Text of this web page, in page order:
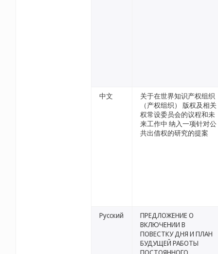
中文
关于在世界知识产权组织
（产权组织） 版权及相关
权常设委员会的议程和未
来工作中 纳入一项针对公
共出借权的研究的提案
Русский
ПРЕДЛОЖЕНИЕ О
ВКЛЮЧЕНИИ В
ПОВЕСТКУ ДНЯ И ПЛАН
БУДУЩЕЙ РАБОТЫ